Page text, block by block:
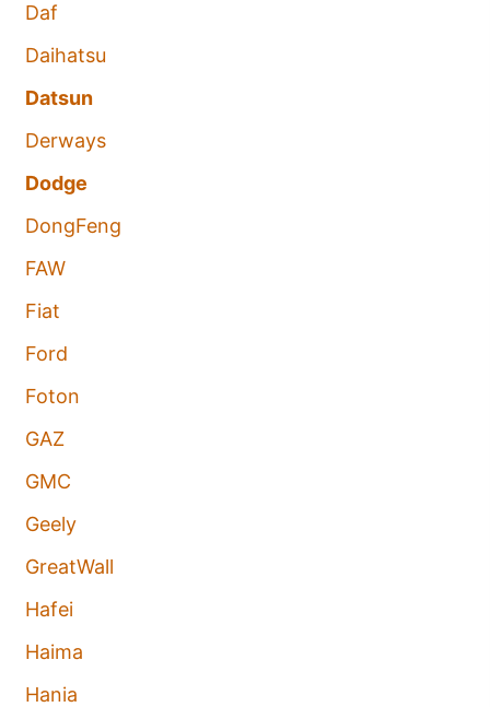
Daf
Daihatsu
Datsun
Derways
Dodge
DongFeng
FAW
Fiat
Ford
Foton
GAZ
GMC
Geely
GreatWall
Hafei
Haima
Hania